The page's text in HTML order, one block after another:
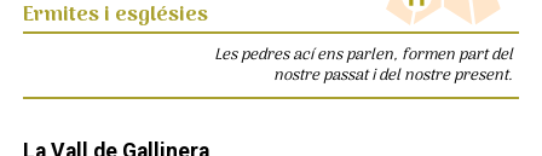
Ermites i esglésies
Les pedres ací ens parlen, formen part del
nostre passat i del nostre present.
La Vall de Gallinera